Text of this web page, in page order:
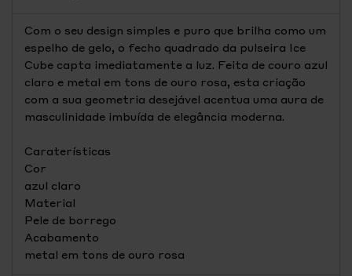
Com o seu design simples e puro que brilha como um
espelho de gelo, o fecho quadrado da pulseira Ice
Cube capta imediatamente a luz. Feita de couro azul
claro e metal em tons de ouro rosa, esta criação
com a sua geometria desejável acentua uma aura de
masculinidade imbuída de elegância moderna.
Caraterísticas
Cor
azul claro
Material
Pele de borrego
Acabamento
metal em tons de ouro rosa